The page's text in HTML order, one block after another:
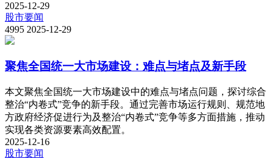
2025-12-29
股市要闻
4995 2025-12-29
聚焦全国统一大市场建设：难点与堵点及新手段
本文聚焦全国统一大市场建设中的难点与堵点问题，探讨综合
整治“内卷式”竞争的新手段。通过完善市场运行规则、规范地
方政府经济促进行为及整治“内卷式”竞争等多方面措施，推动
实现各类资源要素高效配置。
2025-12-16
股市要闻